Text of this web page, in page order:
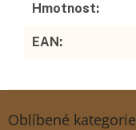
Hmotnost:
EAN:
Oblíbené kategorie